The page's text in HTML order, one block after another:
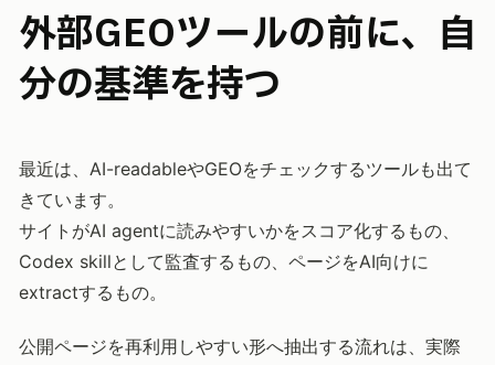
外部GEOツールの前に、自
分の基準を持つ
最近は、AI-readableやGEOをチェックするツールも出て
きています。
サイトがAI agentに読みやすいかをスコア化するもの、
Codex skillとして監査するもの、ページをAI向けに
extractするもの。
公開ページを再利用しやすい形へ抽出する流れは、実際